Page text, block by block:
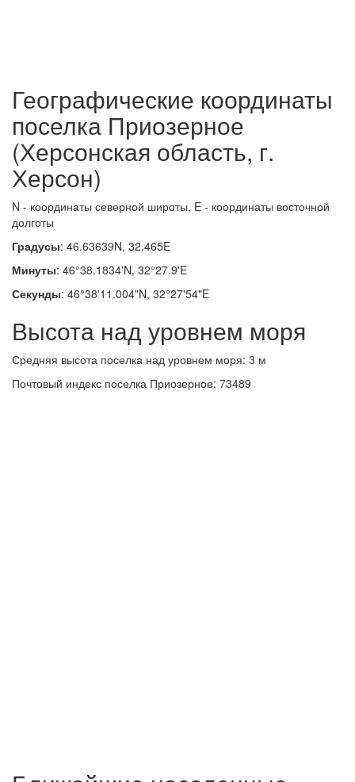
Географические координаты
поселка Приозерное
(Херсонская область, г.
Херсон)
N - координаты северной широты, E - координаты восточной
долготы
Градусы: 46.63639N, 32.465E
Минуты: 46°38.1834'N, 32°27.9'E
Секунды: 46°38'11.004"N, 32°27'54"E
Высота над уровнем моря
Средняя высота поселка над уровнем моря: 3 м
Почтовый индекс поселка Приозерное: 73489